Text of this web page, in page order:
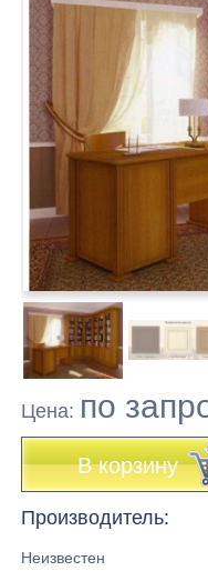
Цена: по
В корзину
Производитель:
Неизвестен